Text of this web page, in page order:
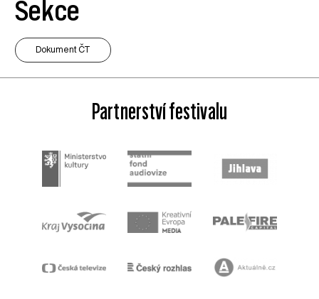
Sekce
Dokument ČT
Partnerství festivalu